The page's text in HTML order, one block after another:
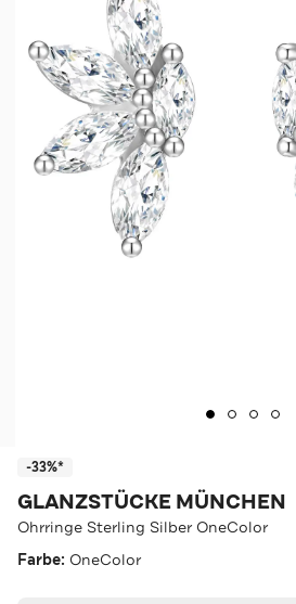
-33%*
GLANZSTÜCKE MÜNCHEN
Ohrringe Sterling Silber OneColor
Farbe: OneColor